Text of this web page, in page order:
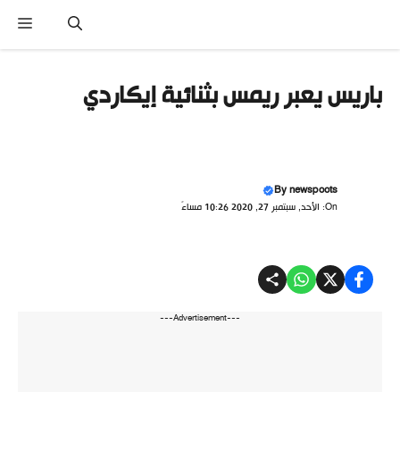
باريس يعبر ريمس بثنائية إيكاردي
Bynewspoots
On: الأحد, سبتمبر 27, 2020 10:26 مساءً
---Advertisement---